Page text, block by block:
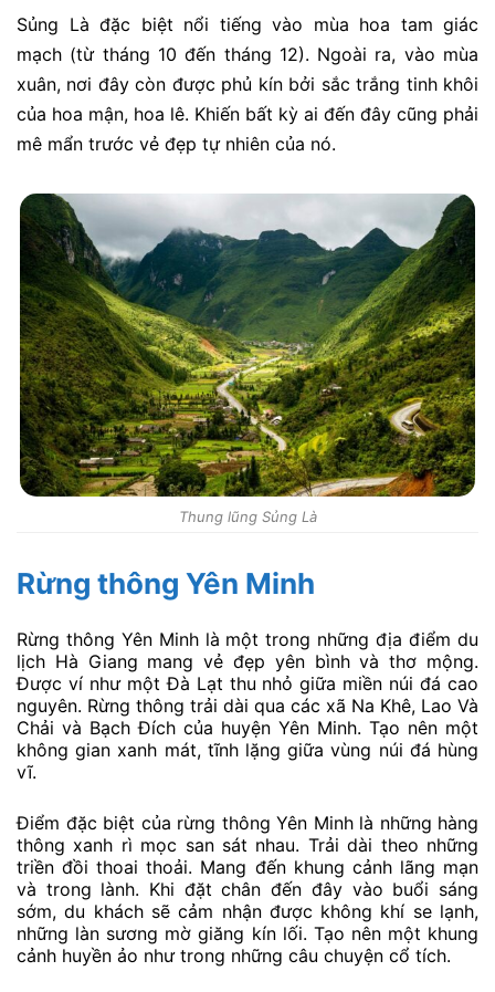
Sủng Là đặc biệt nổi tiếng vào mùa hoa tam giác
mạch (từ tháng 10 đến tháng 12). Ngoài ra, vào mùa
xuân, nơi đây còn được phủ kín bởi sắc trắng tinh khôi
của hoa mận, hoa lê. Khiến bất kỳ ai đến đây cũng phải
mê mẩn trước vẻ đẹp tự nhiên của nó.
Thung lũng Sủng Là
Rừng thông Yên Minh
Rừng thông Yên Minh là một trong những địa điểm du
lịch Hà Giang mang vẻ đẹp yên bình và thơ mộng.
Được ví như một Đà Lạt thu nhỏ giữa miền núi đá cao
nguyên. Rừng thông trải dài qua các xã Na Khê, Lao Và
Chải và Bạch Đích của huyện Yên Minh. Tạo nên một
không gian xanh mát, tĩnh lặng giữa vùng núi đá hùng
vĩ.
Điểm đặc biệt của rừng thông Yên Minh là những hàng
thông xanh rì mọc san sát nhau. Trải dài theo những
triền đồi thoai thoải. Mang đến khung cảnh lãng mạn
và trong lành. Khi đặt chân đến đây vào buổi sáng
sớm, du khách sẽ cảm nhận được không khí se lạnh,
những làn sương mờ giăng kín lối. Tạo nên một khung
cảnh huyền ảo như trong những câu chuyện cổ tích.